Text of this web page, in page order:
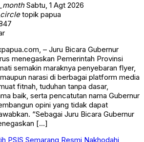
Sabtu, 1 Agt 2026
topik papua
– Juru Bicara Gubernur
menegaskan Pemerintah Provinsi
semakin maraknya penyebaran flyer,
narasi di berbagai platform media
fitnah, tuduhan tanpa dasar,
baik, serta pencatutan nama Gubernur
opini yang tidak dapat
“Sebagai Juru Bicara Gubernur
[…]